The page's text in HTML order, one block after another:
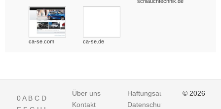
ca-se.com ca-se.de
0A B C D
Über uns
Kontakt
Haftungsausschluss
Datenschutz
© 2026